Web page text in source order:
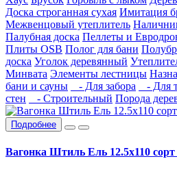
Доска строганная сухая Имитация
Межвенцовый утеплитель
Палубная доска Пеллеты и
Плиты OSB Полог для бани
доска Уголок деревянный
Минвата Элементы лестницы
бани и сауны
- Для забора - Для
стен
- Строительный Порода
Подробнее
Вагонка Штиль Ель 12.5х110